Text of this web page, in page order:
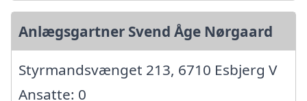
Anlægsgartner Svend Åge Nørgaard
Styrmandsvænget 213, 6710 Esbjerg V
Ansatte: 0